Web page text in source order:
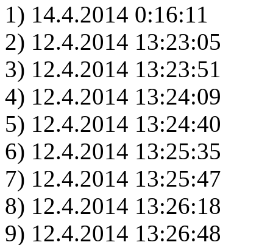
1) 14.4.2014 0:16:11
2) 12.4.2014 13:23:05
3) 12.4.2014 13:23:51
4) 12.4.2014 13:24:09
5) 12.4.2014 13:24:40
6) 12.4.2014 13:25:35
7) 12.4.2014 13:25:47
8) 12.4.2014 13:26:18
9) 12.4.2014 13:26:48